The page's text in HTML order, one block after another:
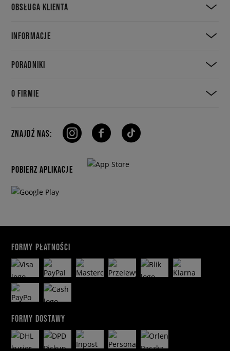
OBSŁUGA KLIENTA
INFORMACJE
PORADNIKI
O FIRMIE
ZNAJDŹ NAS:
POBIERZ APLIKACJE
FORMY PŁATNOŚCI
FORMY DOSTAWY